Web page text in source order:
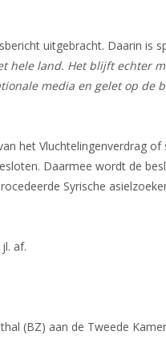
Afghanistan
Somalië
uitgebracht. Daarin is
hele land. Het blijft echter
media en gelet op de
het Vluchtelingenverdrag of
Daarmee wordt de
Syrische
af.
(BZ) aan de Tweede